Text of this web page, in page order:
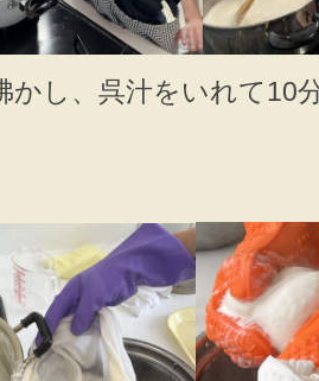
かし、呉汁をいれて10